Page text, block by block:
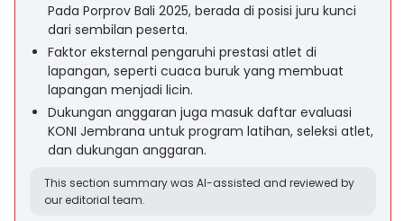
Pada Porprov Bali 2025, berada di posisi juru kunci
dari sembilan peserta.
Faktor eksternal pengaruhi prestasi atlet di
lapangan, seperti cuaca buruk yang membuat
lapangan menjadi licin.
Dukungan anggaran juga masuk daftar evaluasi
KONI Jembrana untuk program latihan, seleksi atlet,
dan dukungan anggaran.
This section summary was AI-assisted and reviewed by
our editorial team.